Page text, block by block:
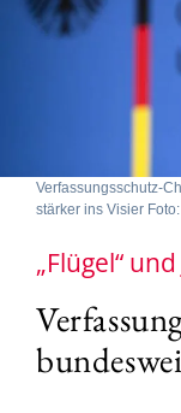
Verfassungsschutz-
stärker ins Visier
„Flügel“